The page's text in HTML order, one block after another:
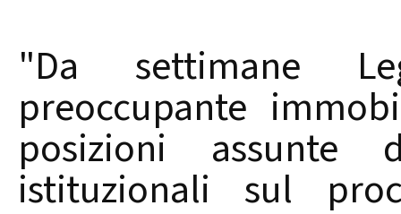
"Da settimane
preoccupante
posizioni
istituzionali sul